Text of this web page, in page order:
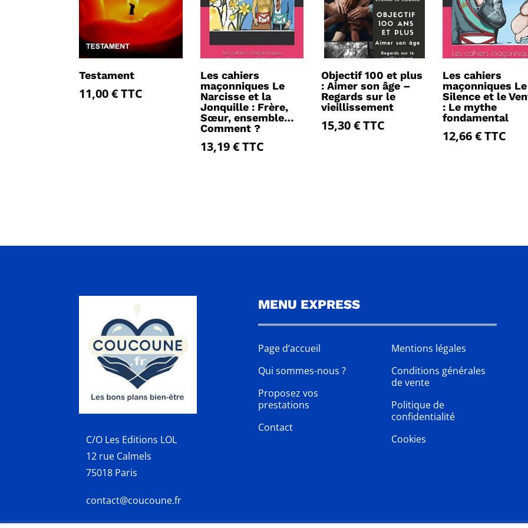
Testament
11,00€ TTC
Les cahiers
maçonniques Le
Narcisse et la
Jonquille : Frère,
Sœur, ensemble…
Comment ?
13,19€TTC
Objectif 100 et plus
: Aimer son âge –
Regards sur le
vieillissement
15,30€TTC
Les cahiers
maçonniques Le
Silence et le
: Le mythe
fondamental
12,66€TTC
C/O Les Editions LOL
12 rue Calmels
75018 Paris
contact@coucoune.fr
MENU EXPRESS
Page d’accueil
Qui sommes-nous ?
Proposez vos
prestations
Contact
Mentions légales
Conditions générales
de vente
Politique de
confidentialité
Cookies